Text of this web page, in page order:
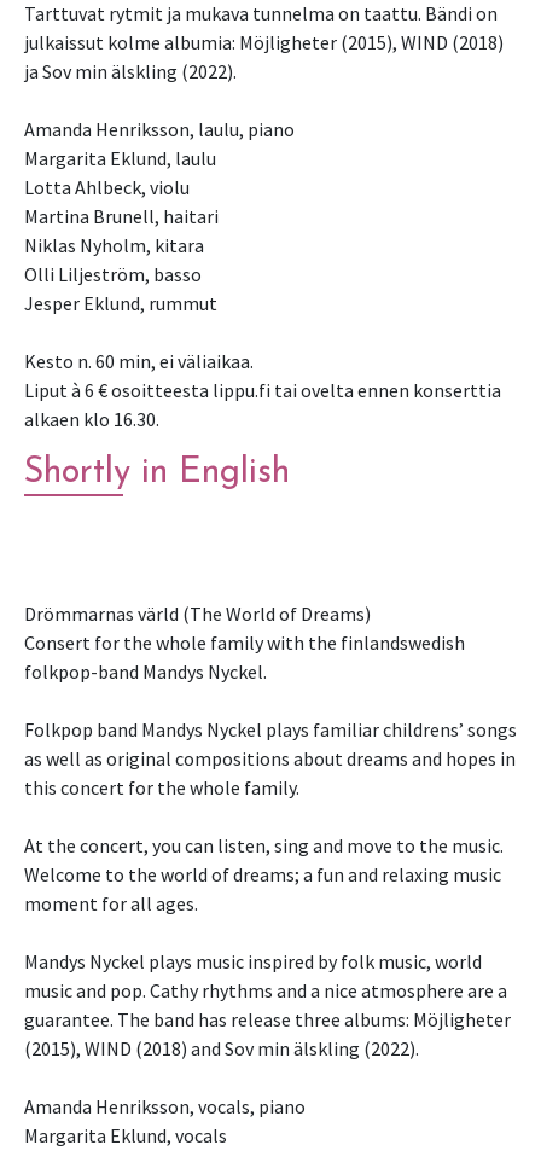
Tarttuvat rytmit ja mukava tunnelma on taattu. Bändi on
julkaissut kolme albumia: Möjligheter (2015), WIND (2018)
ja Sov min älskling (2022).
Amanda Henriksson, laulu, piano
Margarita Eklund, laulu
Lotta Ahlbeck, violu
Martina Brunell, haitari
Niklas Nyholm, kitara
Olli Liljeström, basso
Jesper Eklund, rummut
Kesto n. 60 min, ei väliaikaa.
Liput à 6 € osoitteesta lippu.fi tai ovelta ennen konserttia
Shortly in English
Drömmarnas värld (The World of Dreams)
Consert for the whole family with the finlandswedish
folkpop-band Mandys Nyckel.
Folkpop band Mandys Nyckel plays familiar childrens’ songs
as well as original compositions about dreams and hopes in
this concert for the whole family.
At the concert, you can listen, sing and move to the music.
Welcome to the world of dreams; a fun and relaxing music
moment for all ages.
Mandys Nyckel plays music inspired by folk music, world
music and pop. Cathy rhythms and a nice atmosphere are a
guarantee. The band has release three albums: Möjligheter
(2015), WIND (2018) and Sov min älskling (2022).
Amanda Henriksson, vocals, piano
Margarita Eklund, vocals